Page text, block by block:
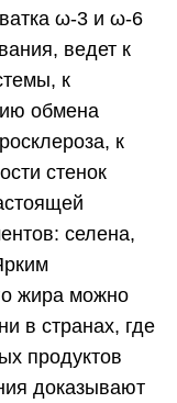
ω-3 и ω-6
ведет к
к
обмена
к
стенок
селена,
жира можно
в странах, где
продуктов
доказывают